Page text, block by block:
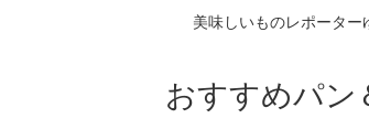
美味しいものレポーター
おすすめパン